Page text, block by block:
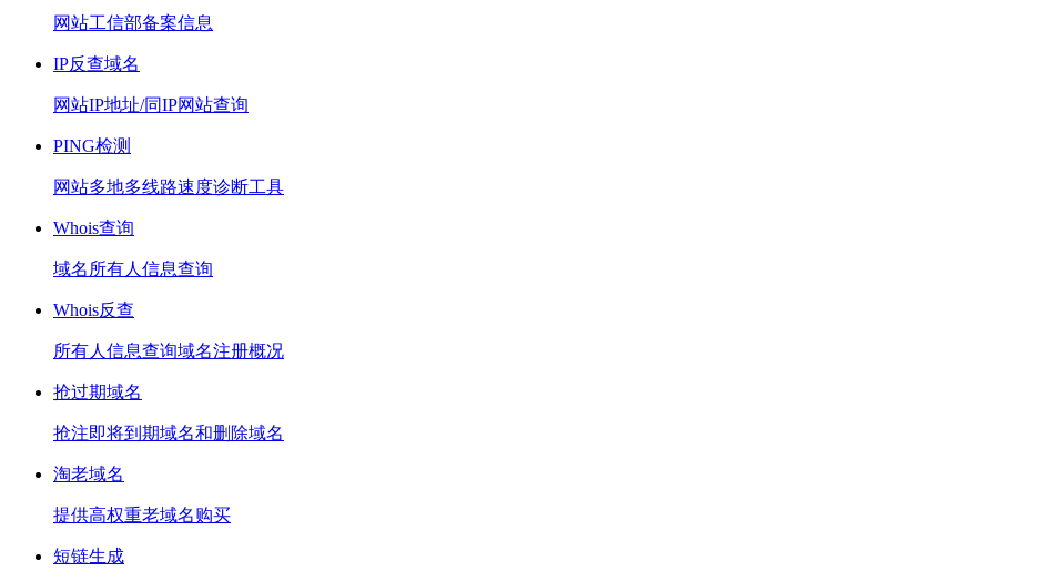
网站工信部备案信息
IP反查域名
网站IP地址/同IP网站查询
PING检测
网站多地多线路速度诊断工具
Whois查询
域名所有人信息查询
Whois反查
所有人信息查询域名注册概况
抢过期域名
抢注即将到期域名和删除域名
淘老域名
提供高权重老域名购买
短链生成